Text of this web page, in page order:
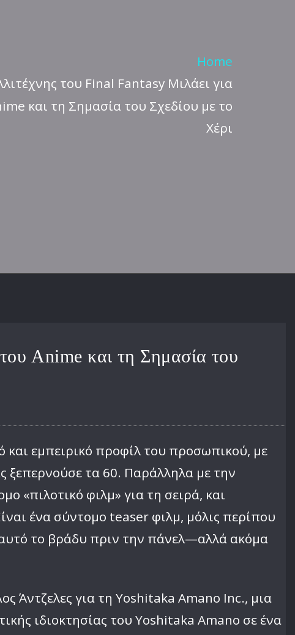
Home
του Final Fantasy Μιλάει για
και τη Σημασία του Σχεδίου με το
Χέρι
Anime και τη Σημασία του
και εμπειρικό προφίλ του προσωπικού, με
ξεπερνούσε τα 60. Παράλληλα με την
φιλμ» για τη σειρά, και
ένα σύντομο teaser φιλμ, μόλις περίπου
το βράδυ πριν την πάνελ—αλλά ακόμα
Άντζελες για τη Yoshitaka Amano Inc., μια
ιδιοκτησίας του Yoshitaka Amano σε ένα